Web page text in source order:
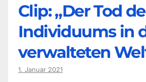
Clip: „Der Tod
Individuums in
verwalteten
1. Januar 2021